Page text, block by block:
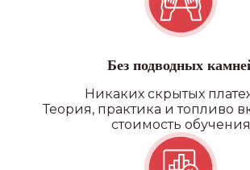
Без подводных
Никаких скрытых
Теория, практика и топливо
стоимость обучения